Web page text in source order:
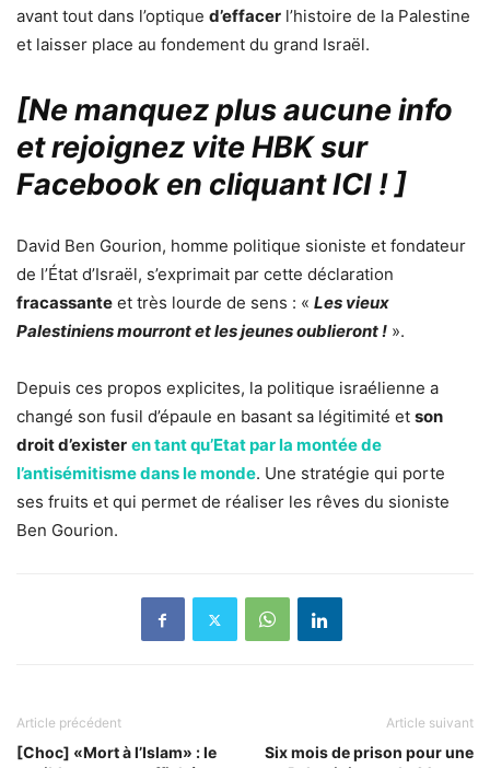
avant tout dans l’optique d’effacer l’histoire de la Palestine
et laisser place au fondement du grand Israël.
[Ne manquez plus aucune info
et rejoignez vite HBK sur
Facebook en cliquant ICI !]
David Ben Gourion, homme politique sioniste et fondateur
de l’État d’Israël, s’exprimait par cette déclaration
fracassante et très lourde de sens : « Les vieux
Palestiniens mourront et les jeunes oublieront ! ».
Depuis ces propos explicites, la politique israélienne a
changé son fusil d’épaule en basant sa légitimité et son
droit d’exister en tant qu’Etat par la montée de
l’antisémitisme dans le monde. Une stratégie qui porte
ses fruits et qui permet de réaliser les rêves du sioniste
Ben Gourion.
Article précédent
[Choc] «Mort à l’Islam» : le
Article suivant
Six mois de prison pour une